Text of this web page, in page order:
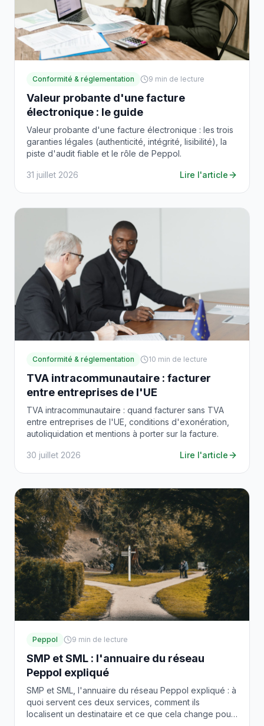
Conformité & réglementation 9 min de lecture
Valeur probante d'une facture
électronique : le guide
Valeur probante d'une facture électronique : les trois
garanties légales (authenticité, intégrité, lisibilité), la
piste d'audit fiable et le rôle de Peppol.
31 juillet 2026 Lire l'article
Conformité & réglementation 10 min de lecture
TVA intracommunautaire : facturer
entre entreprises de l'UE
TVA intracommunautaire : quand facturer sans TVA
entre entreprises de l'UE, conditions d'exonération,
autoliquidation et mentions à porter sur la facture.
30 juillet 2026 Lire l'article
Peppol 9 min de lecture
SMP et SML : l'annuaire du réseau
Peppol expliqué
SMP et SML, l'annuaire du réseau Peppol expliqué : à
quoi servent ces deux services, comment ils
localisent un destinataire et ce que cela change pour